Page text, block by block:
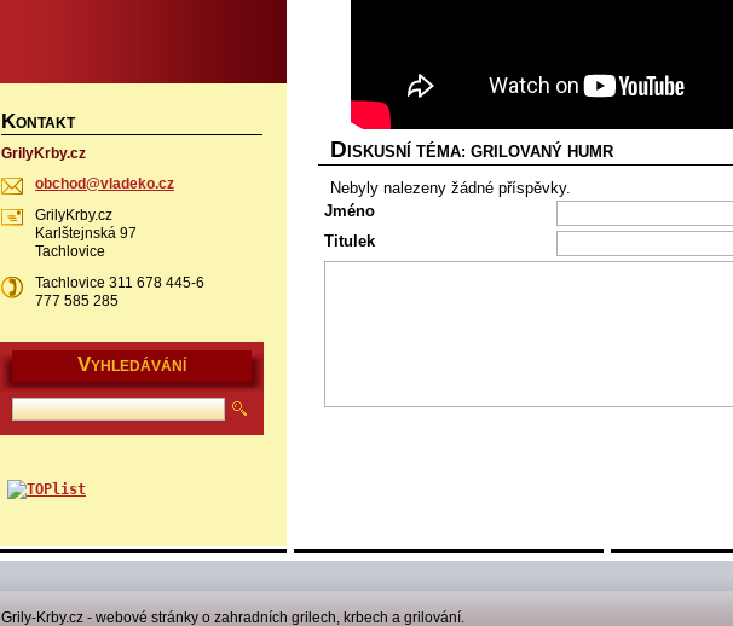
D ISKUSNÍ TÉMA: GRILOVANÝ HUMR
Nebyly nalezeny žádné příspěvky.
Jméno
Titulek
KONTAKT
GrilyKrby.cz
obchod@v ladeko.cz
GrilyKrby.cz
Karlštejnská 97
Tachlovice
Tachlovice 311 678 445-6
777 585 285
VYHLEDÁVÁNÍ
Grily-Krby.cz - webové stránky o zahradních grilech, krbech a grilování.